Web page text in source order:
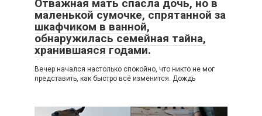
Отважная мать спасла дочь, но в
маленькой сумочке, спрятанной за
шкафчиком в ванной,
обнаружилась семейная тайна,
хранившаяся годами.
Вечер начался настолько спокойно, что никто не мог
представить, как быстро всё изменится. Дождь